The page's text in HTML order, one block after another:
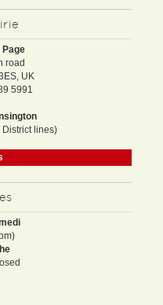
Page
road
UK
5991
lines)